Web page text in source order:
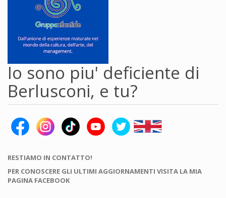
Io sono piu' deficiente di
Berlusconi, e tu?
RESTIAMO IN CONTATTO!
PER CONOSCERE GLI ULTIMI AGGIORNAMENTI VISITA LA MIA
PAGINA FACEBOOK